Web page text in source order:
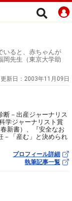
いると、赤ちゃんが
岡先生（東京大学助
更新日： 2003年11月09日
断－出産ジャーナリス
学ジャーナリスト賞
新書）、『安全なお
－「産む」と決められ
プロフィール詳細
執筆記事一覧